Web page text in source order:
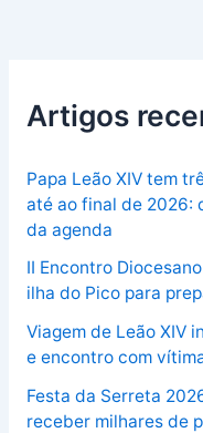
Artigos
Papa Leão XIV tem
até ao final de 2026:
da agenda
II Encontro
ilha do Pico para
Viagem de Leão XIV
e encontro com
Festa da Serreta
receber milhares de